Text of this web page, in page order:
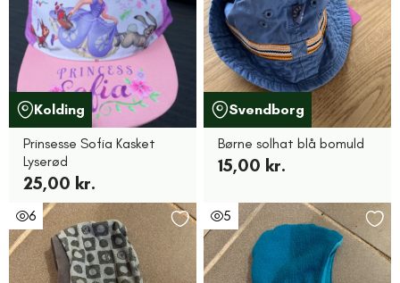
Kolding
Prinsesse Sofia Kasket
Lyserød
25,00 kr.
Svendborg
Børne solhat blå bomuld
15,00 kr.
6 5